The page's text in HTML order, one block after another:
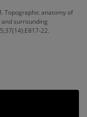
Topographic anatomy of
surrounding
22.